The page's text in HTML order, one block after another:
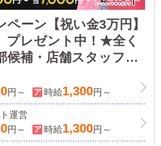
ーン【祝い金3万円】
プレゼント中！★全く
候補・店舗スタッフを
：月給30万円～／ドラ
円～＞日払いOK・寮
円～ 時給1,300円～
運営
円～ 時給1,300円～